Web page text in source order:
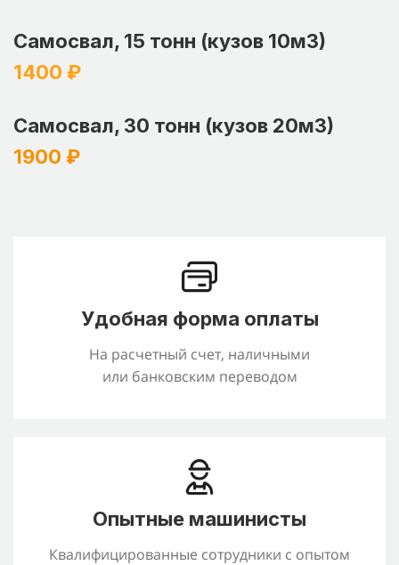
Самосвал, 15 тонн (кузов 10м3)
1400 ₽
Самосвал, 30 тонн (кузов 20м3)
1900 ₽
Удобная форма оплаты
На расчетный счет, наличными
или банковским переводом
Опытные машинисты
Квалифицированные сотрудники с опытом